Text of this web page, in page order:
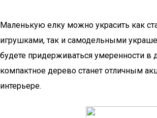
Маленькую елку можно украсить как
игрушками, так и самодельными
будете придерживаться умеренности в
компактное дерево станет отличным
интерьере.